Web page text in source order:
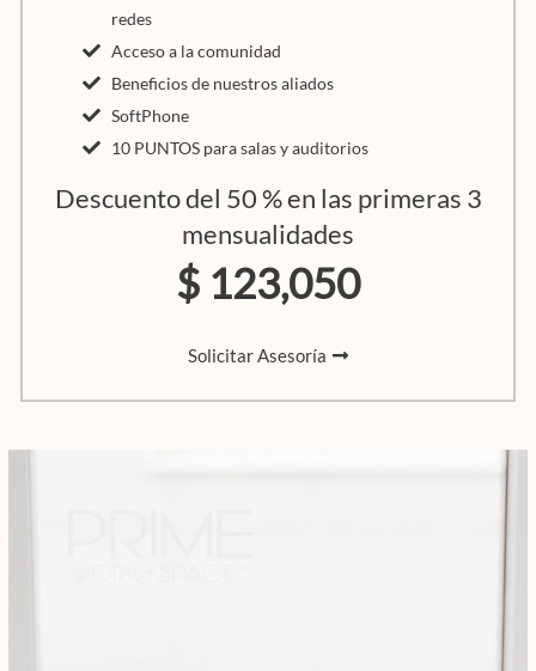
redes
Acceso a la comunidad
Beneficios de nuestros aliados
SoftPhone
10 PUNTOS para salas y auditorios
Descuento del 50 % en las primeras 3
mensualidades
$ 123,050
Solicitar Asesoría